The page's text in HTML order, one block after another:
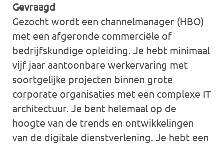
Gevraagd
Gezocht wordt een channelmanager (HBO)
met een afgeronde commerciële of
bedrijfskundige opleiding. Je hebt minimaal
vijf jaar aantoonbare werkervaring met
soortgelijke projecten binnen grote
corporate organisaties met een complexe IT
architectuur. Je bent helemaal op de
hoogte van de trends en ontwikkelingen
van de digitale dienstverlening. Je hebt een